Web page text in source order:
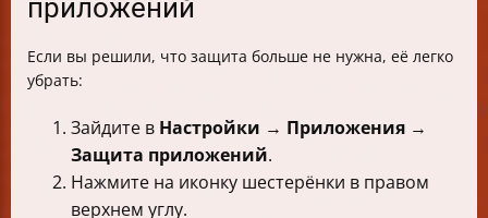
приложений
Если вы решили, что защита больше не нужна, её легко
убрать:
Зайдите в Настройки → Приложения →
Защита приложений.
Нажмите на иконку шестерёнки в правом
верхнем углу.